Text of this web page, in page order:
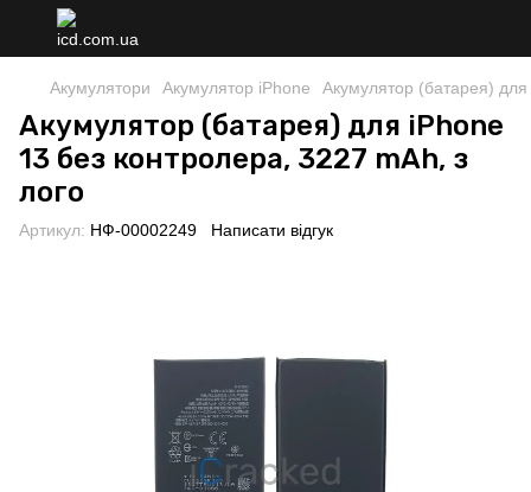
Акумулятори Акумулятор iPhone Акумулятор (батарея)
Акумулятор (батарея) для iPhone
13 без контролера, 3227 mAh, з
лого
Артикул: НФ-00002249 Написати відгук